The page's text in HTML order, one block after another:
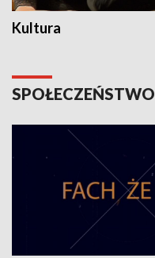
Kultura
SPOŁECZEŃSTWO